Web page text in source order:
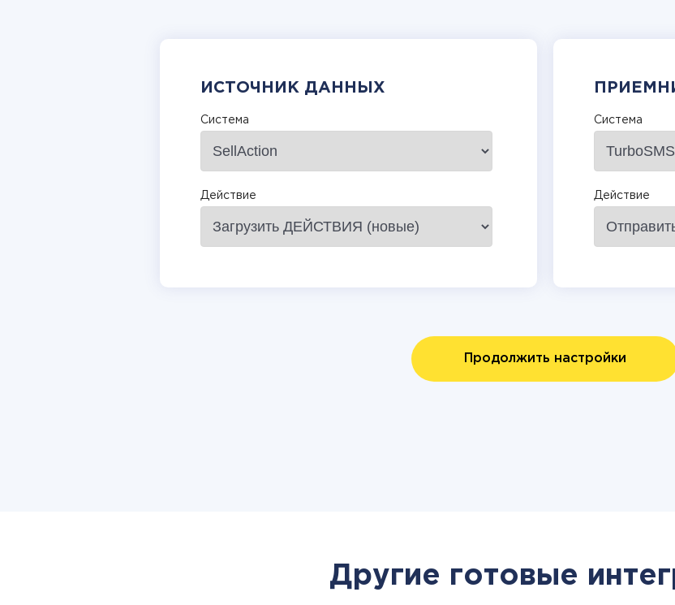
ИСТОЧНИК ДАННЫХ
Система
Действие
Система
Действие
Продолжить настройки
Другие готовые